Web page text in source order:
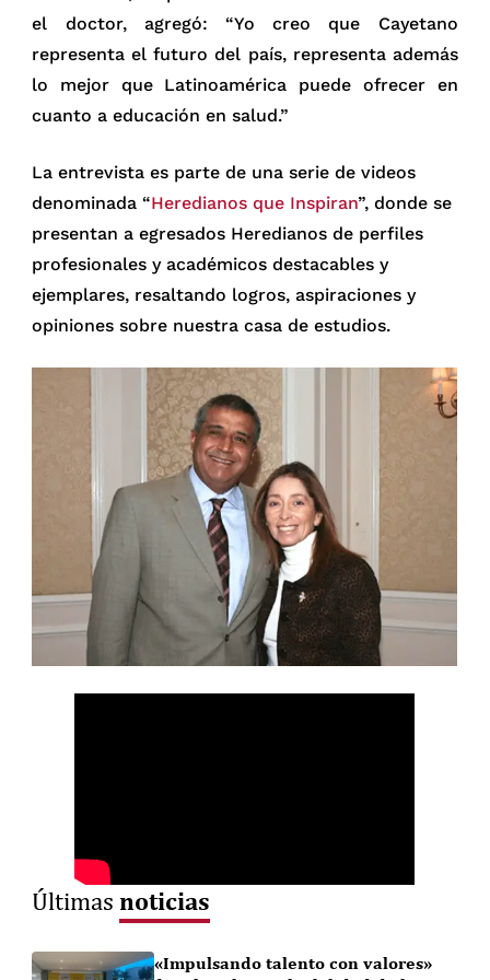
el doctor, agregó: “Yo creo que Cayetano
representa el futuro del país, representa además
lo mejor que Latinoamérica puede ofrecer en
cuanto a educación en salud.”
La entrevista es parte de una serie de videos
denominada “Heredianos que Inspiran”, donde se
presentan a egresados Heredianos de perfiles
profesionales y académicos destacables y
ejemplares, resaltando logros, aspiraciones y
opiniones sobre nuestra casa de estudios.
Últimasnoticias
«Impulsando talento con valores»